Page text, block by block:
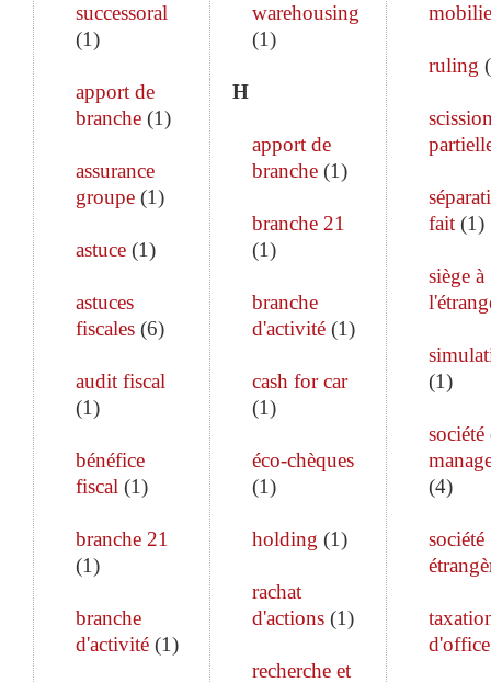
successoral
(1)
apport de
branche (1)
assurance
groupe (1)
astuce (1)
astuces
fiscales (6)
audit fiscal
(1)
bénéfice
fiscal (1)
branche 21
(1)
branche
d'activité (1)
warehousing
(1)
H
apport de
branche(1)
branche 21
(1)
branche
d'activité(1)
cash for car
(1)
éco-chèques
(1)
holding (1)
rachat
d'actions(1)
recherche et
ruling (
fait(1)
siège à
(1)
société
(4)
société
d'office